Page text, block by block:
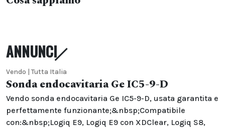
ANNUNCI
Vendo | Tutta Italia
Sonda endocavitaria Ge IC5-9-D
Vendo sonda endocavitaria Ge IC5-9-D, usata garantita e
perfettamente funzionante;&nbsp;Compatibile
con:&nbsp;Logiq E9, Logiq E9 con XDClear, Logiq S8,